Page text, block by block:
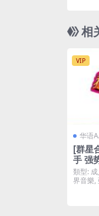
相
VIP
华语
[群星
手 强
unes
類型:
界音樂,